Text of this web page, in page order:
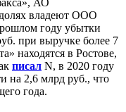
АО
владеют ООО
году убытки
при выручке более 7
находятся в Ростове,
писал N, в 2020 году
на 2,6 млрд руб., что
года.